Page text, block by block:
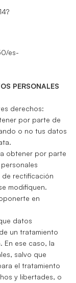
es-
PERSONALES
derechos:
por parte de
o no tus datos
obtener por parte
de rectificación
modifiquen.
en
datos
un tratamiento
En ese caso, la
salvo que
el tratamiento
y libertades, o